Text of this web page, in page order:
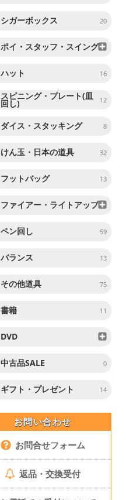
シガーボックス 20
ポイ・スタッフ・スイング
ハット 16
スピニング・プレート(皿
回し) 12
ダイス・スタッキング 8
けん玉・日本の道具 32
フットバッグ 13
ファイアー・ライトアップ
ペン回し 59
バランス 13
その他道具 75
書籍 11
DVD
中古品SALE 0
ギフト・プレゼント 14
お問い合わせ
お問合せフォーム
返品・交換受付